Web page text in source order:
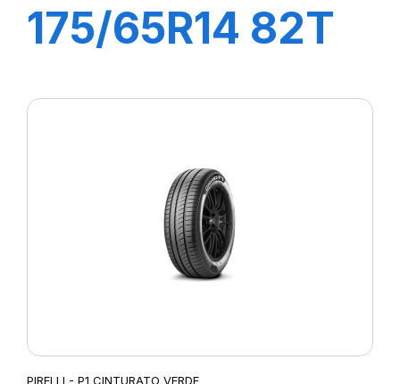
175/65R14 82T
PIRELLI - P1 CINTURATO VERDE